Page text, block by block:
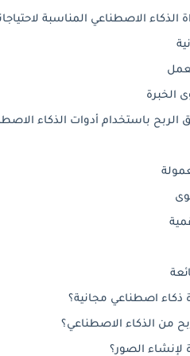
الذكاء الاصطناعي المناسبة
الربح باستخدام أدوات الذكاء
ذكاء اصطناعي مجانية؟
من الذكاء الاصطناعي؟
لإنشاء الصور؟